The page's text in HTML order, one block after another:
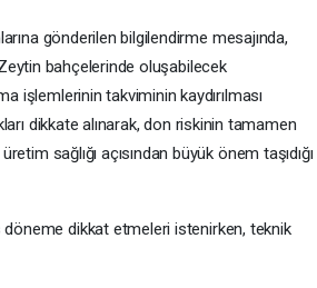
gönderilen bilgilendirme mesajında,
bahçelerinde oluşabilecek
işlemlerinin takviminin kaydırılması
dikkate alınarak, don riskinin tamamen
sağlığı açısından büyük önem taşıdığı
döneme dikkat etmeleri istenirken, teknik